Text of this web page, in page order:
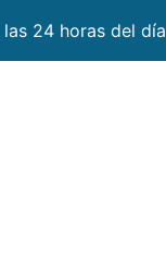
24 horas del día